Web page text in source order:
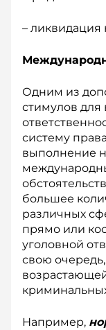
– ликвидация
Одним из
стимулов для
систему
выполнение
большее
различных
прямо или
уголовной
свою
Например,